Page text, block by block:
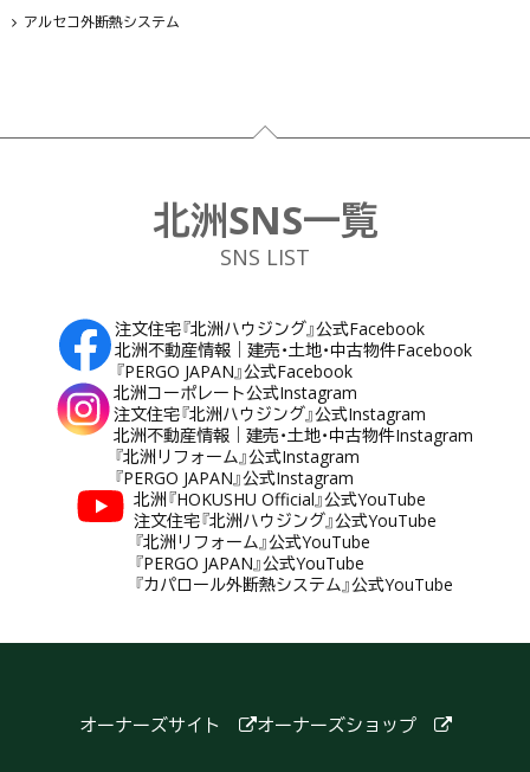
アルセコ外断熱システム
フッター
北洲SNS一覧
SNS LIST
注文住宅『北洲ハウジング』公式Facebook
北洲不動産情報｜建売・土地・中古物件Facebook
『PERGO JAPAN』公式Facebook
北洲コーポレート公式Instagram
注文住宅『北洲ハウジング』公式Instagram
北洲不動産情報｜建売・土地・中古物件Instagram
『北洲リフォーム』公式Instagram
『PERGO JAPAN』公式Instagram
北洲『HOKUSHU Official』公式YouTube
注文住宅『北洲ハウジング』公式YouTube
『北洲リフォーム』公式YouTube
『PERGO JAPAN』公式YouTube
『カパロール外断熱システム』公式YouTube
オーナーズサイト オーナーズショップ